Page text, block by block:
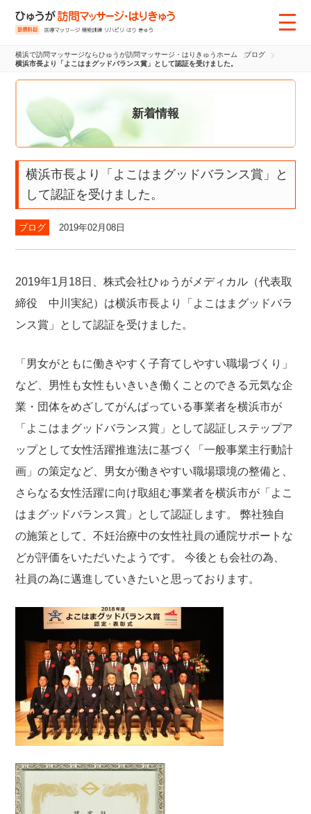
横浜で訪問マッサージならひゅうが訪問マッサージ・はりきゅうホーム
ブログ
横浜市長より「よこはまグッドバランス賞」として認証を受けました。
新着情報
横浜市長より「よこはまグッドバランス賞」と
して認証を受けました。
ブログ 2019年02月08日
2019年1月18日、株式会社ひゅうがメディカル（代表取
締役 中川実紀）は横浜市長より「よこはまグッドバラ
ンス賞」として認証を受けました。
「男女がともに働きやすく子育てしやすい職場づくり」
など、男性も女性もいきいき働くことのできる元気な企
業・団体をめざしてがんばっている事業者を横浜市が
「よこはまグッドバランス賞」として認証しステップア
ップとして女性活躍推進法に基づく「一般事業主行動計
画」の策定など、男女が働きやすい職場環境の整備と、
さらなる女性活躍に向け取組む事業者を横浜市が「よこ
はまグッドバランス賞」として認証します。
弊社独自
の施策として、不妊治療中の女性社員の通院サポートな
どが評価をいただいたようです。
今後とも会社の為、
社員の為に邁進していきたいと思っております。